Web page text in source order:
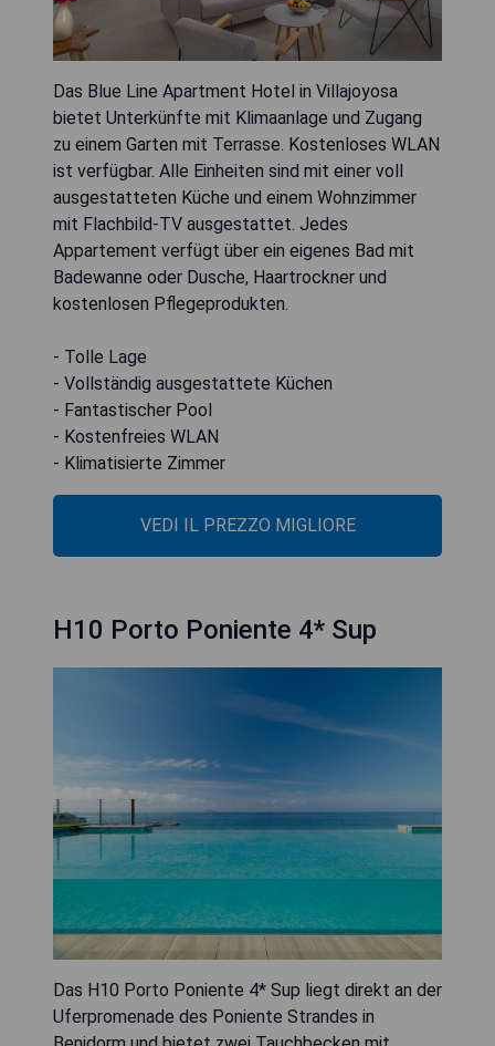
Das Blue Line Apartment Hotel in Villajoyosa
bietet Unterkünfte mit Klimaanlage und Zugang
zu einem Garten mit Terrasse. Kostenloses WLAN
ist verfügbar. Alle Einheiten sind mit einer voll
ausgestatteten Küche und einem Wohnzimmer
mit Flachbild-TV ausgestattet. Jedes
Appartement verfügt über ein eigenes Bad mit
Badewanne oder Dusche, Haartrockner und
kostenlosen Pflegeprodukten.
- Tolle Lage
- Vollständig ausgestattete Küchen
- Fantastischer Pool
- Kostenfreies WLAN
- Klimatisierte Zimmer
VEDI IL PREZZO MIGLIORE
H10 Porto Poniente 4* Sup
Das H10 Porto Poniente 4* Sup liegt direkt an der
Uferpromenade des Poniente Strandes in